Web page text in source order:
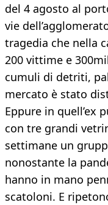
del 4 agosto al
vie
tragedia che nella
200 vittime e
cumuli di detriti,
mercato è stato
Eppure in quell’ex
con tre grandi
settimane un
nonostante la
hanno in mano
scatoloni. E